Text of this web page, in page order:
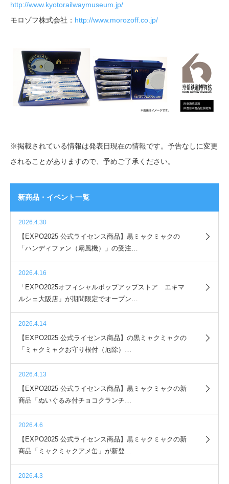
http://www.kyotorailwaymuseum.jp/
モロゾフ株式会社： http://www.morozoff.co.jp/
※掲載されている情報は発表日現在の情報です。予告なしに変更
されることがありますので、予めご了承ください。
新商品・イベント一覧
2026.4.30
【EXPO2025 公式ライセンス商品】黒ミャクミャクの
「ハンディファン（扇風機）」の受注…
2026.4.16
「EXPO2025オフィシャルポップアップストア エキマ
ルシェ大阪店」が期間限定でオープン…
2026.4.14
【EXPO2025 公式ライセンス商品】の黒ミャクミャクの
「ミャクミャクお守り根付（厄除）…
2026.4.13
【EXPO2025 公式ライセンス商品】黒ミャクミャクの新
商品「ぬいぐるみ付チョコクランチ…
2026.4.6
【EXPO2025 公式ライセンス商品】黒ミャクミャクの新
商品「ミャクミャクアメ缶」が新登…
2026.4.3